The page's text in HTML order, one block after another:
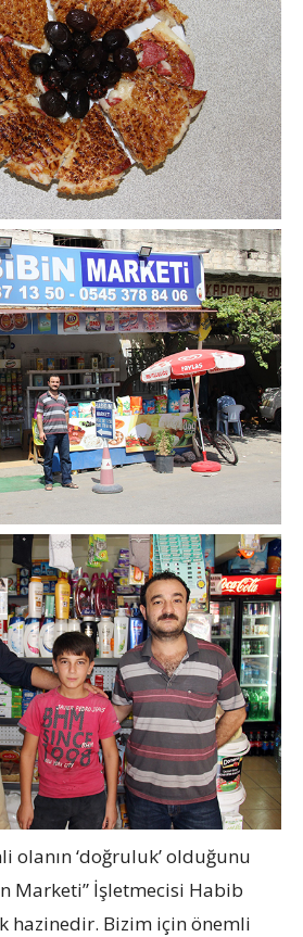
olanın ‘doğruluk’ olduğunu
Marketi” İşletmecisi Habib
hazinedir. Bizim için önemli